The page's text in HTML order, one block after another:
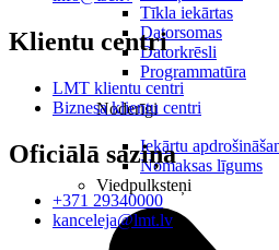
Tīkla iekārtas
Datorsomas
Datorkrēsli
Programmatūra
Noderīgi
Iekārtu
Nomaksas līgums
Viedpulksteņi
Klientu centri
LMT klientu centri
Biznesa klientu centri
Oficiālā saziņa
+371 29340000
kanceleja@lmt.lv